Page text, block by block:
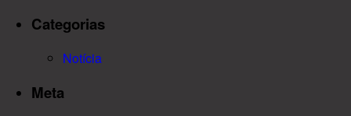
Categorias
Notícia
Meta